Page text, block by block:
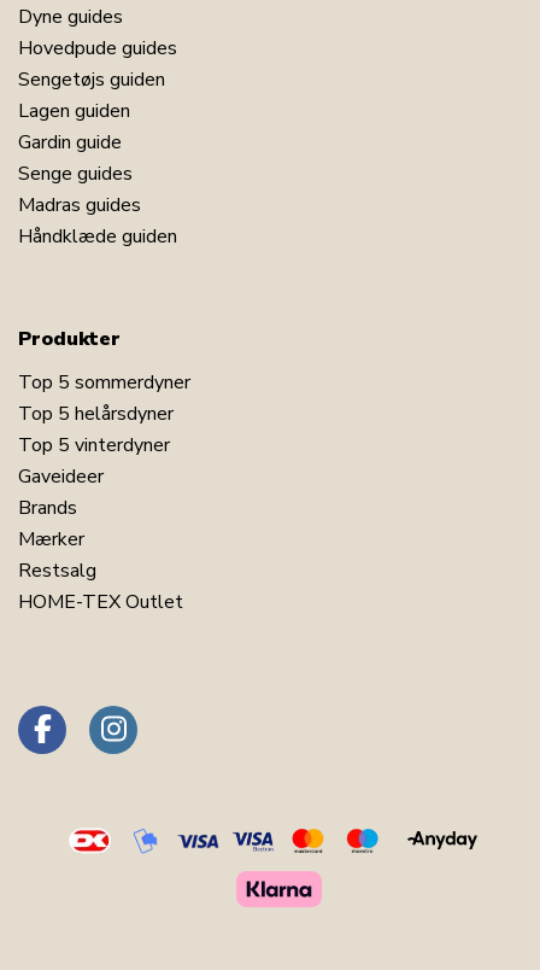
Dyne guides
Hovedpude guides
Sengetøjs guiden
Lagen guiden
Gardin guide
Senge guides
Madras guides
Håndklæde guiden
Produkter
Top 5 sommerdyner
Top 5 helårsdyner
Top 5 vinterdyner
Gaveideer
Brands
Mærker
Restsalg
HOME-TEX Outlet